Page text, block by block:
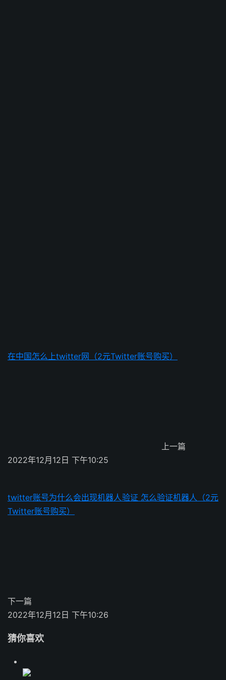
在中国怎么上twitter网（2元Twitter账号购买）
上一篇
2022年12月12日 下午10:25
twitter账号为什么会出现机器人验证 怎么验证机器人（2元
Twitter账号购买）
下一篇
2022年12月12日 下午10:26
猜你喜欢